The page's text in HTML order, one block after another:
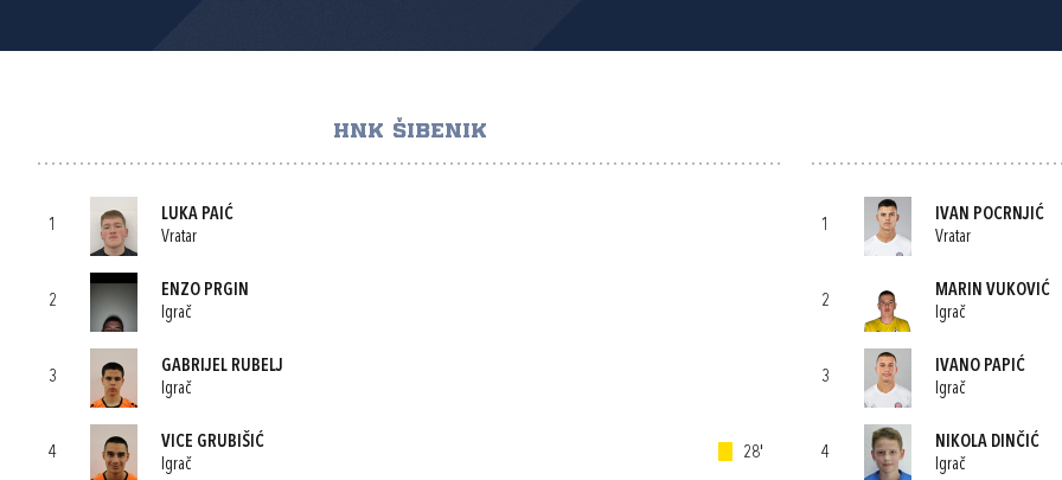
HNK ŠIBENIK
1
LUKA PAIĆ
Vratar
2
ENZO PRGIN
Igrač
3
GABRIJEL RUBELJ
Igrač
4
VICE GRUBIŠIĆ
Igrač
28'
1
IVAN POCRNJIĆ
Vratar
2
MARIN VUKOVIĆ
Igrač
3
IVANO PAPIĆ
Igrač
4
NIKOLA DINČIĆ
Igrač